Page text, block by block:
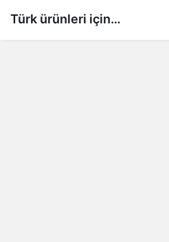
Türk ürünleri için